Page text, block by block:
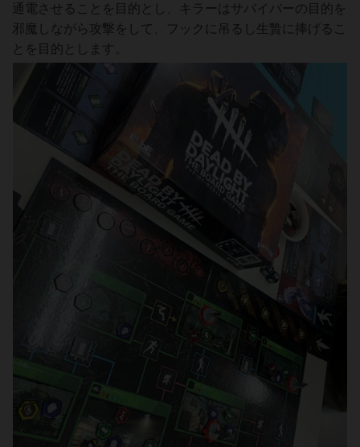
通電させることを目的とし、キラーはサバイバーの目的を
邪魔しながら攻撃をして、フックに吊るし生贄に捧げるこ
とを目的とします。